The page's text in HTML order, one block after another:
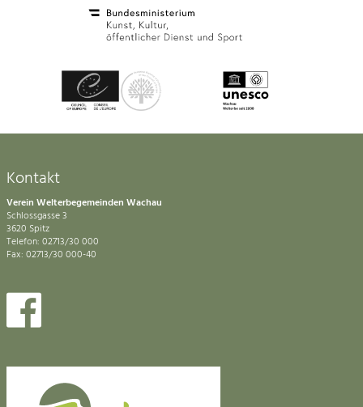
Kontakt
Verein Welterbegemeinden Wachau
Schlossgasse 3
3620 Spitz
Telefon: 02713/30 000
Fax: 02713/30 000-40